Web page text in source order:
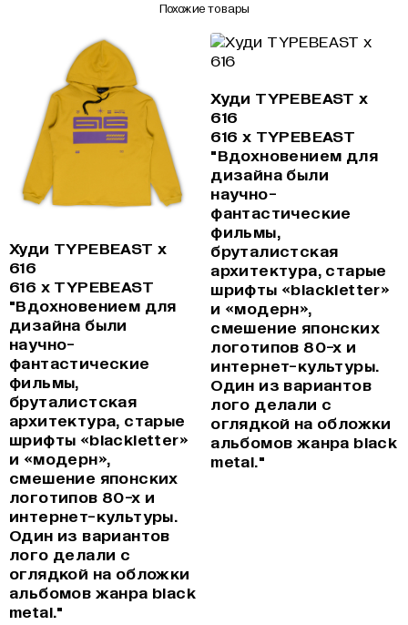
Похожие товары
Худи TYPEBEAST x
616
616 x TYPEBEAST
"Вдохновением для
дизайна были
научно-
фантастические
фильмы,
бруталистская
архитектура, старые
шрифты «blackletter»
и «модерн»,
смешение японских
логотипов 80-х и
интернет-культуры.
Один из вариантов
лого делали с
оглядкой на обложки
альбомов жанра black
metal."
Худи TYPEBEAST x
616
616 x TYPEBEAST
"Вдохновением для
дизайна были
научно-
фантастические
фильмы,
бруталистская
архитектура, старые
шрифты «blackletter»
и «модерн»,
смешение японских
логотипов 80-х и
интернет-культуры.
Один из вариантов
лого делали с
оглядкой на обложки
альбомов жанра black
metal."